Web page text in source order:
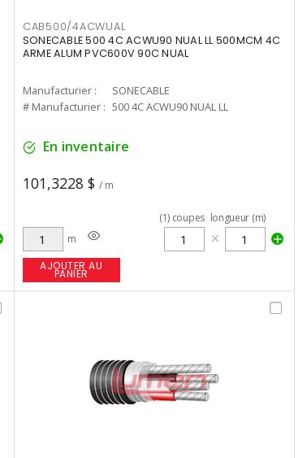
CAB500/4ACWUAL
SONECABLE 500 4C ACWU90 NUAL LL 500MCM 4C
ARME ALUM PVC600V 90C NUAL
Manufacturier :
SONECABLE
# Manufacturier : 500 4C ACWU90 NUAL LL
En inventaire
101,3228 $ / m
m
(1) coupes longueur (m)
AJOUTER AU
PANIER